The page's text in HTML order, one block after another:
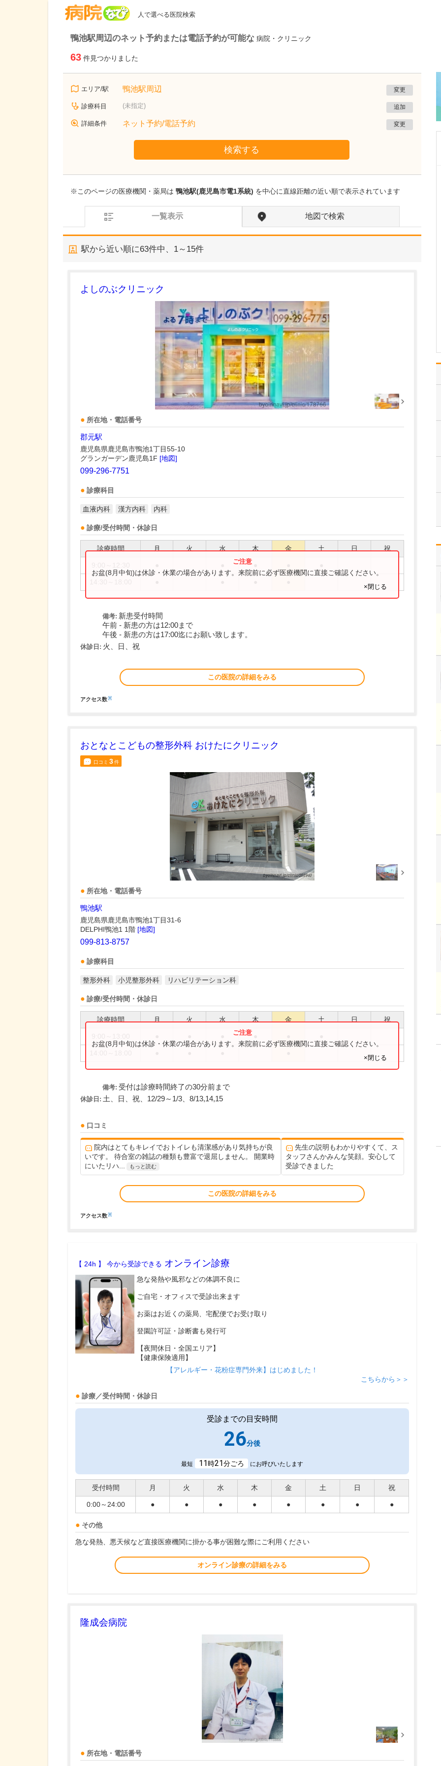
人で選べる医院検索
鴨池駅周辺のネット予約または電話予約が可能な 病院・クリニック
63 件見つかりました
エリア/駅 鴨池駅周辺 変更
診療科目 (未指定) 追加
詳細条件 ネット予約/電話予約 変更
検索する
※このページの医療機関・薬局は 鴨池駅(鹿児島市電1系統) を中心に直線距離の近い順で表示されています
一覧表示 地図で検索
駅から近い順に63件中、 1～15件
よしのぶクリニック
所在地・電話番号
郡元駅
鹿児島県鹿児島市鴨池1丁目55-10
グランガーデン鹿児島1F [地図]
099-296-7751
診療科目
血液内科 漢方内科 内科
診療/受付時間・休診日
診療時間 月 火 水 木 金 土 日 祝
お盆(8月中旬)は休診・休業の場合があります。来院前に必ず医療機関に直接ご確認ください。
×閉じる
備考: 新患受付時間
午前 - 新患の方は12:00まで
午後 - 新患の方は17:00迄にお願い致します。
休診日: 火、日、祝
この医院の詳細をみる
アクセス数※
おとなとこどもの整形外科 おけたにクリニック
口コミ 3件
所在地・電話番号
鴨池駅
鹿児島県鹿児島市鴨池1丁目31-6
DELPHI鴨池1 1階 [地図]
099-813-8757
診療科目
整形外科 小児整形外科 リハビリテーション科
診療/受付時間・休診日
診療時間 月 火 水 木 金 土 日 祝
お盆(8月中旬)は休診・休業の場合があります。来院前に必ず医療機関に直接ご確認ください。
×閉じる
備考: 受付は診療時間終了の30分前まで
休診日: 土、日、祝、12/29～1/3、8/13,14,15
口コミ
院内はとてもキレイでおトイレも清潔感があり気持ちが良
いです。 待合室の雑誌の種類も豊富で退屈しません。 開業時
にいたリハ...
もっと読む
先生の説明もわかりやすくて、ス
タッフさんかみんな笑顔。安心して
受診できました
この医院の詳細をみる
アクセス数※
【 24h 】 今から受診できる オンライン診療
急な発熱や風邪などの体調不良に
ご自宅・オフィスで受診出来ます
お薬はお近くの薬局、宅配便でお受け取り
登園許可証・診断書も発行可
【夜間休日・全国エリア】
【健康保険適用】
【アレルギー・花粉症専門外来】はじめました！
こちらから＞＞
診療／受付時間・休診日
受診までの目安時間
26分後
最短 11時21分ごろ にお呼びいたします
受付時間 月 火 水 木 金 土 日 祝
0:00～24:00 ● ● ● ● ● ● ● ●
その他
急な発熱、悪天候など直接医療機関に掛かる事が困難な際にご利用ください
オンライン診療の詳細をみる
隆成会病院
所在地・電話番号
東京都渋谷区
表参道総合医療クリニック
貴院の特長を教えてください。
当院は“痛みと再生のクリ
ニック”をコンセプトとし
生医療を含めた自費診…